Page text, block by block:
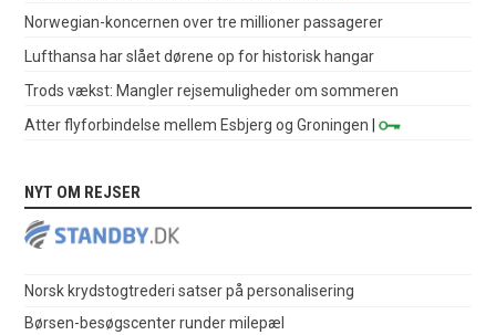
Norwegian-koncernen over tre millioner passagerer
Lufthansa har slået dørene op for historisk hangar
Trods vækst: Mangler rejsemuligheder om sommeren
Atter flyforbindelse mellem Esbjerg og Groningen |
NYT OM REJSER
Norsk krydstogtrederi satser på personalisering
Børsen-besøgscenter runder milepæl